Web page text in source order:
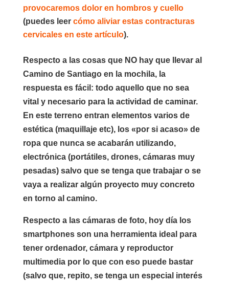
provocaremos dolor en hombros y cuello
(puedes leer cómo aliviar estas contracturas
cervicales en este artículo).
Respecto a las cosas que NO hay que llevar al
Camino de Santiago en la mochila, la
respuesta es fácil: todo aquello que no sea
vital y necesario para la actividad de caminar.
En este terreno entran elementos varios de
estética (maquillaje etc), los «por si acaso» de
ropa que nunca se acabarán utilizando,
electrónica (portátiles, drones, cámaras muy
pesadas) salvo que se tenga que trabajar o se
vaya a realizar algún proyecto muy concreto
en torno al camino.
Respecto a las cámaras de foto, hoy día los
smartphones son una herramienta ideal para
tener ordenador, cámara y reproductor
multimedia por lo que con eso puede bastar
(salvo que, repito, se tenga un especial interés